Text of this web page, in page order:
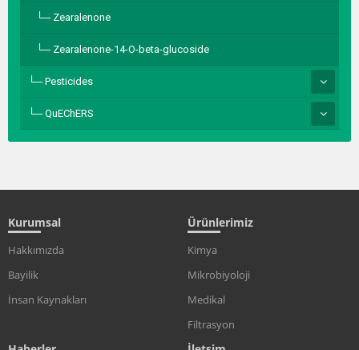
Zearalenone
Zearalenone-14-O-beta-glucoside
Pesticides
QuEChERS
Kurumsal
Hakkımızda
Bayilik
İnsan Kaynakları
Ürünlerimiz
Kimya
Mikrobiyoloji
Medikal
Filtrasyon